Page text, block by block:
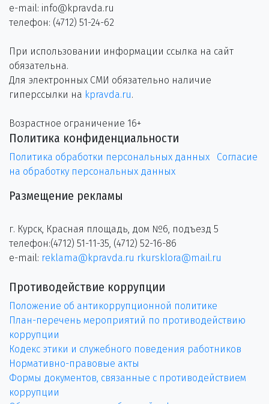
e-mail: info@kpravda.ru
телефон: (4712) 51-24-62
При использовании информации ссылка на сайт
обязательна.
Для электронных СМИ обязательно наличие
гиперссылки на kpravda.ru.
Возрастное ограничение 16+
Политика конфиденциальности
Политика обработки персональных данных
Согласие
на обработку персональных данных
Размещение рекламы
г. Курск, Красная площадь, дом №6, подъезд 5
телефон:(4712) 51-11-35, (4712) 52-16-86
e-mail: reklama@kpravda.ru rkursklora@mail.ru
Противодействие коррупции
Положение об антикоррупционной политике
План-перечень мероприятий по противодействию
коррупции
Кодекс этики и служебного поведения работников
Нормативно-правовые акты
Формы документов, связанные с противодействием
коррупции